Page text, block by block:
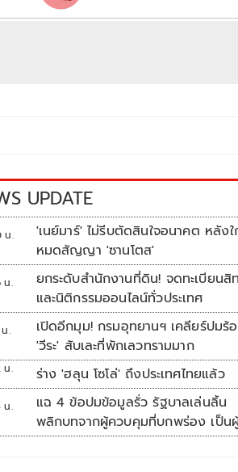
UPDATE
น.
'เนย์มาร์' ไม่รีบตัดสินใจอนาคต หลัง
หมดสัญญา 'ซานโตส'
น.
ยกระดับสำนักงานที่ดิน! จดทะเบียนสิ
และนิติกรรมออนไลน์ทั่วประเทศ
น.
เปิดอีกมุม! กรมอุทยานฯ เคลียร์ปมร้
'วีระ' สับเละที่พักเลวทรามมาก
น. ร่าง 'ฮลุน โซโล่' ถึงประเทศไทยแล้ว
น.
แฉ 4 ข้อปมข้อมูลรั่ว รัฐบาลเล่นลิ้น
พลิกบทจากผู้ควบคุมที่บกพร่อง เป็น
เสียหายขู่ฟ้องคนเอาความจริงมาพูด